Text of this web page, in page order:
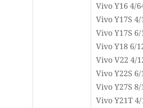
Vivo Y16 4/
Vivo Y17S
Vivo Y17S
Vivo Y18 6/
Vivo V22 4/
Vivo Y22S
Vivo Y27S
Vivo Y21T